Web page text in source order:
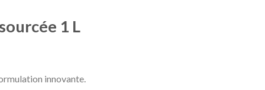
1 L
innovante.